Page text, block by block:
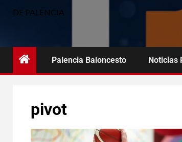
DE PALENCIA
Palencia Baloncesto Noticias
pivot